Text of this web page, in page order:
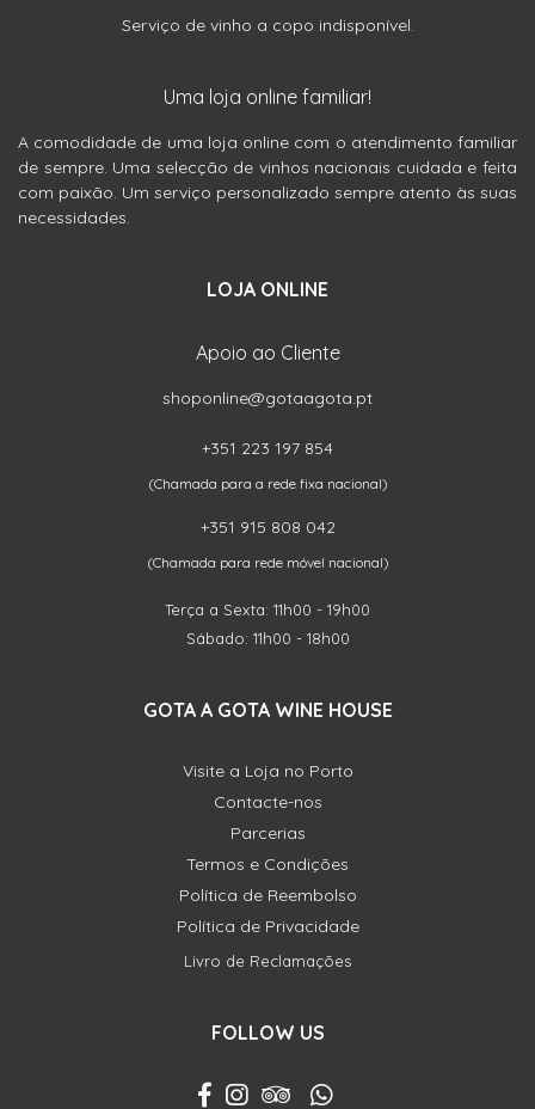
Serviço de vinho a copo indisponível.
Uma loja online familiar!
A comodidade de uma loja online com o atendimento familiar
de sempre. Uma selecção de vinhos nacionais cuidada e feita
com paixão. Um serviço personalizado sempre atento às suas
necessidades.
LOJA ONLINE
Apoio ao Cliente
shoponline@gotaagota.pt
+351 223 197 854
(Chamada para a rede fixa nacional)
+351 915 808 042
(Chamada para rede móvel nacional)
Terça a Sexta: 11h00 - 19h00
Sábado: 11h00 - 18h00
GOTA A GOTA WINE HOUSE
Visite a Loja no Porto
Contacte-nos
Parcerias
Termos e Condições
Política de Reembolso
Política de Privacidade
Livro de Reclamações
FOLLOW US